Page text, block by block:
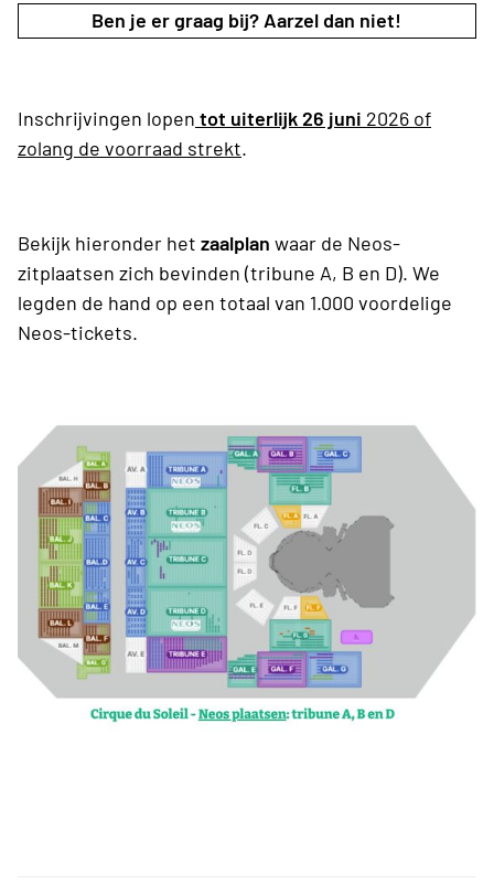
Ben je er graag bij? Aarzel dan niet!
Inschrijvingen lopen tot uiterlijk 26 juni 2026 of
zolang de voorraad strekt.
Bekijk hieronder het zaalplan waar de Neos-
zitplaatsen zich bevinden (tribune A, B en D). We
legden de hand op een totaal van 1.000 voordelige
Neos-tickets.